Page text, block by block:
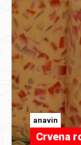
anavin
Crvena